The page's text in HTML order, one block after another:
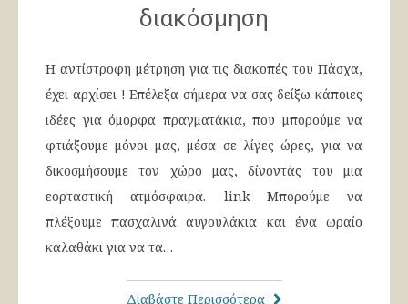
διακόσμηση
Η αντίστροφη μέτρηση για τις διακοπές του Πάσχα,
έχει αρχίσει ! Επέλεξα σήμερα να σας δείξω κάποιες
ιδέες για όμορφα πραγματάκια, που μπορούμε να
φτιάξουμε μόνοι μας, μέσα σε λίγες ώρες, για να
δικοσμήσουμε τον χώρο μας, δίνοντάς του μια
εορταστική ατμόσφαιρα. link Μπορούμε να
πλέξουμε πασχαλινά αυγουλάκια και ένα ωραίο
καλαθάκι για να τα…
Διαβάστε Περισσότερα